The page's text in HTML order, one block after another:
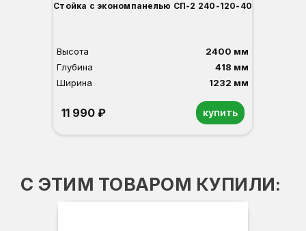
Стойка с экономпанелью СП-2 240-120-40
Высота
2400 мм
Глубина
418 мм
Ширина
1232 мм
11 990 ₽ купить
С ЭТИМ ТОВАРОМ КУПИЛИ: